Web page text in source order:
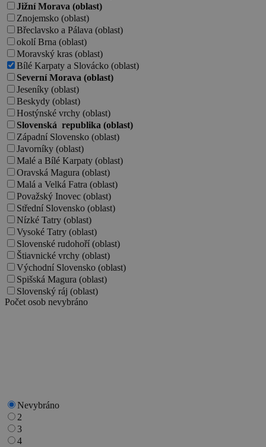
Jižní Morava (oblast)
Znojemsko (oblast)
Břeclavsko a Pálava (oblast)
okolí Brna (oblast)
Moravský kras (oblast)
Bílé Karpaty a Slovácko (oblast)
Severní Morava (oblast)
Jeseníky (oblast)
Beskydy (oblast)
Hostýnské vrchy (oblast)
Slovenská republika (oblast)
Západní Slovensko (oblast)
Javorníky (oblast)
Malé a Bílé Karpaty (oblast)
Oravská Magura (oblast)
Malá a Velká Fatra (oblast)
Považský Inovec (oblast)
Střední Slovensko (oblast)
Nízké Tatry (oblast)
Vysoké Tatry (oblast)
Slovenské rudohoří (oblast)
Štiavnické vrchy (oblast)
Východní Slovensko (oblast)
Spišská Magura (oblast)
Slovenský ráj (oblast)
Počet osob nevybráno
Nevybráno
2
3
4